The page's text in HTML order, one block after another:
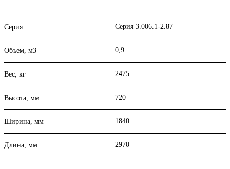
Серия Серия 3.006.1-2.87
Объем, м3 0,9
Вес, кг 2475
Высота, мм 720
Ширина, мм 1840
Длина, мм 2970